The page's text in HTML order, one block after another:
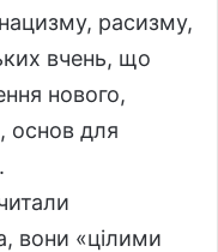
расизму,
вчень, що
нового,
основ для
вони «цілими